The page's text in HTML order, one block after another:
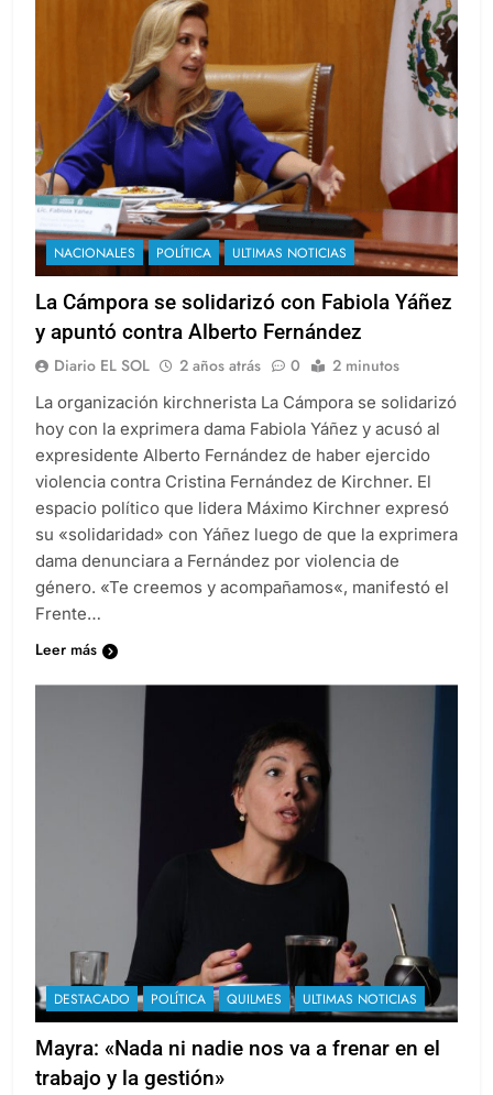
NACIONALES POLÍTICA ULTIMAS NOTICIAS
La Cámpora se solidarizó con Fabiola Yáñez
y apuntó contra Alberto Fernández
Diario EL SOL 2 años atrás 0 2 minutos
La organización kirchnerista La Cámpora se solidarizó
hoy con la exprimera dama Fabiola Yáñez y acusó al
expresidente Alberto Fernández de haber ejercido
violencia contra Cristina Fernández de Kirchner. El
espacio político que lidera Máximo Kirchner expresó
su «solidaridad» con Yáñez luego de que la exprimera
dama denunciara a Fernández por violencia de
género. «Te creemos y acompañamos«, manifestó el
Frente…
Leer más
DESTACADO POLÍTICA QUILMES ULTIMAS NOTICIAS
Mayra: «Nada ni nadie nos va a frenar en el
trabajo y la gestión»